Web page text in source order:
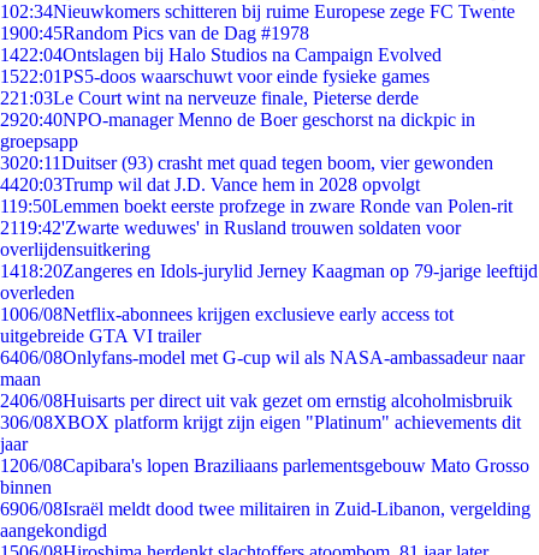
102:34Nieuwkomers schitteren bij ruime Europese zege FC Twente
1900:45Random Pics van de Dag #1978
1422:04Ontslagen bij Halo Studios na Campaign Evolved
1522:01PS5-doos waarschuwt voor einde fysieke games
221:03Le Court wint na nerveuze finale, Pieterse derde
2920:40NPO-manager Menno de Boer geschorst na dickpic in
groepsapp
3020:11Duitser (93) crasht met quad tegen boom, vier gewonden
4420:03Trump wil dat J.D. Vance hem in 2028 opvolgt
119:50Lemmen boekt eerste profzege in zware Ronde van Polen-rit
2119:42'Zwarte weduwes' in Rusland trouwen soldaten voor
overlijdensuitkering
1418:20Zangeres en Idols-jurylid Jerney Kaagman op 79-jarige leeftijd
overleden
1006/08Netflix-abonnees krijgen exclusieve early access tot
uitgebreide GTA VI trailer
6406/08Onlyfans-model met G-cup wil als NASA-ambassadeur naar
maan
2406/08Huisarts per direct uit vak gezet om ernstig alcoholmisbruik
306/08XBOX platform krijgt zijn eigen "Platinum" achievements dit
jaar
1206/08Capibara's lopen Braziliaans parlementsgebouw Mato Grosso
binnen
6906/08Israël meldt dood twee militairen in Zuid-Libanon, vergelding
aangekondigd